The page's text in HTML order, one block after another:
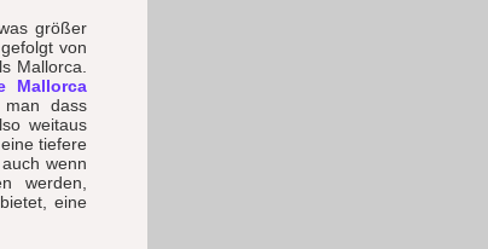
größer
von
Mallorca.
Mallorca
dass
weitaus
tiefere
wenn
werden,
eine